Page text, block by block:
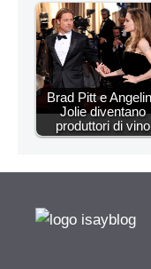
Brad Pitt e
Jolie diventano
produttori di vino